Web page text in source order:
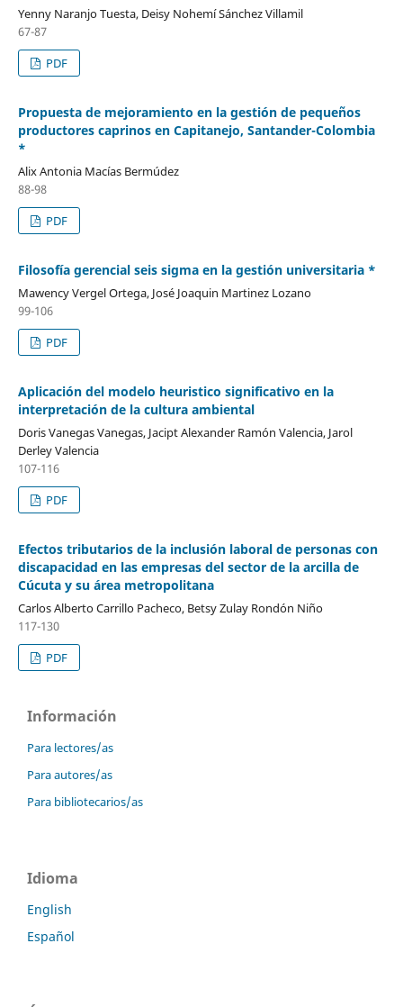
Yenny Naranjo Tuesta, Deisy Nohemí Sánchez Villamil
67-87
PDF
Propuesta de mejoramiento en la gestión de pequeños
productores caprinos en Capitanejo, Santander-Colombia
*
Alix Antonia Macías Bermúdez
88-98
PDF
Filosofía gerencial seis sigma en la gestión universitaria *
Mawency Vergel Ortega, José Joaquin Martinez Lozano
99-106
PDF
Aplicación del modelo heuristico significativo en la
interpretación de la cultura ambiental
Doris Vanegas Vanegas, Jacipt Alexander Ramón Valencia, Jarol
Derley Valencia
107-116
PDF
Efectos tributarios de la inclusión laboral de personas con
discapacidad en las empresas del sector de la arcilla de
Cúcuta y su área metropolitana
Carlos Alberto Carrillo Pacheco, Betsy Zulay Rondón Niño
117-130
PDF
Información
Para lectores/as
Para autores/as
Para bibliotecarios/as
Idioma
English
Español